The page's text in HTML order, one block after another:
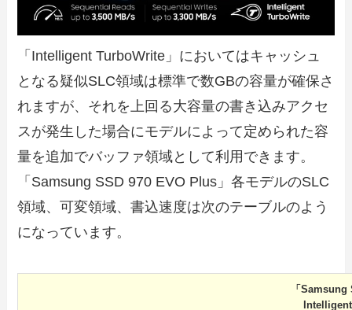
「Intelligent TurboWrite」においてはキャッシュ
となる疑似SLC領域は標準で数GBの容量が確保さ
れますが、それを上回る大容量の書き込みアクセ
スが発生した場合にモデルによって定められた容
量を追加でバッファ領域として利用できます。
「Samsung SSD 970 EVO Plus」各モデルのSLC
領域、可変領域、書込速度は次のテーブルのよう
になっています。
「